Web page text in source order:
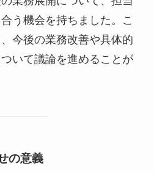
う機会を持ちました。こ
今後の業務改善や具体的
いて議論を進めることが
の意義